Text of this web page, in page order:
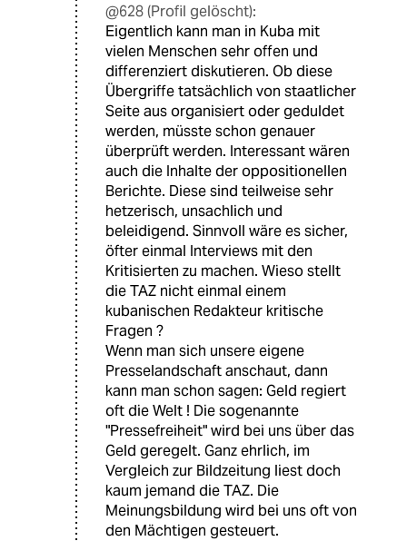
@628 (Profil gelöscht):
Eigentlich kann man in Kuba mit
vielen Menschen sehr offen und
differenziert diskutieren. Ob diese
Übergriffe tatsächlich von staatlicher
Seite aus organisiert oder geduldet
werden, müsste schon genauer
überprüft werden. Interessant wären
auch die Inhalte der oppositionellen
Berichte. Diese sind teilweise sehr
hetzerisch, unsachlich und
beleidigend. Sinnvoll wäre es sicher,
öfter einmal Interviews mit den
Kritisierten zu machen. Wieso stellt
die TAZ nicht einmal einem
kubanischen Redakteur kritische
Fragen ?
Wenn man sich unsere eigene
Presselandschaft anschaut, dann
kann man schon sagen: Geld regiert
oft die Welt ! Die sogenannte
"Pressefreiheit" wird bei uns über das
Geld geregelt. Ganz ehrlich, im
Vergleich zur Bildzeitung liest doch
kaum jemand die TAZ. Die
Meinungsbildung wird bei uns oft von
den Mächtigen gesteuert.